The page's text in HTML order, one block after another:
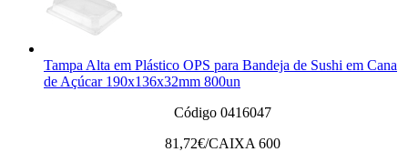
Tampa Alta em Plástico OPS para Bandeja de Sushi em Cana
de Açúcar 190x136x32mm 800un
Código 0416047
81,72€/CAIXA 600